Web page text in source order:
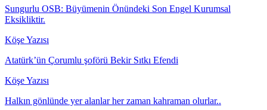
Sungurlu OSB: Büyümenin Önündeki Son Engel Kurumsal
Eksikliktir.
Köşe Yazısı
Atatürk’ün Çorumlu şoförü Bekir Sıtkı Efendi
Köşe Yazısı
Halkın gönlünde yer alanlar her zaman kahraman olurlar..